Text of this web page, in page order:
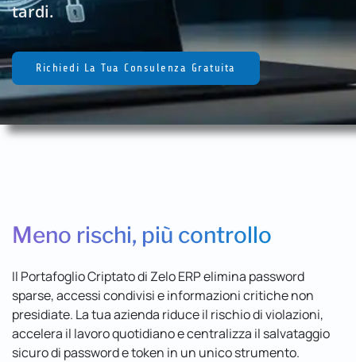
tardi.
Richiedi La Tua Consulenza Gratuita
Meno rischi, più controllo
Il Portafoglio Criptato di Zelo ERP elimina password
sparse, accessi condivisi e informazioni critiche non
presidiate. La tua azienda riduce il rischio di violazioni,
accelera il lavoro quotidiano e centralizza il salvataggio
sicuro di password e token in un unico strumento.